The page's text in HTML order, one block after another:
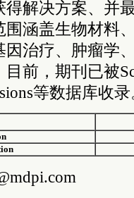
解决方案、并
涵盖生物材料
治疗、肿瘤学
前，期刊已被
等数据库收